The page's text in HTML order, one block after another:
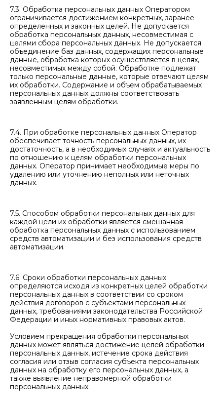
7.3. Обработка персональных данных Оператором
ограничивается достижением конкретных, заранее
определенных и законных целей. Не допускается
обработка персональных данных, несовместимая с
целями сбора персональных данных. Не допускается
объединение баз данных, содержащих персональные
данные, обработка которых осуществляется в целях,
несовместимых между собой. Обработке подлежат
только персональные данные, которые отвечают целям
их обработки. Содержание и объем обрабатываемых
персональных данных должны соответствовать
заявленным целям обработки.
7.4. При обработке персональных данных Оператор
обеспечивает точность персональных данных, их
достаточность, а в необходимых случаях и актуальность
по отношению к целям обработки персональных
данных. Оператор принимает необходимые меры по
удалению или уточнению неполных или неточных
данных.
7.5. Способом обработки персональных данных для
каждой цели их обработки является смешанная
обработка персональных данных с использованием
средств автоматизации и без использования средств
автоматизации.
7.6. Сроки обработки персональных данных
определяются исходя из конкретных целей обработки
персональных данных в соответствии со сроком
действия договоров с субъектами персональных
данных, требованиями законодательства Российской
Федерации и иных нормативных правовых актов.
Условием прекращения обработки персональных
данных может являться достижение целей обработки
персональных данных, истечение срока действия
согласия или отзыв согласия субъекта персональных
данных на обработку его персональных данных, а
также выявление неправомерной обработки
персональных данных.